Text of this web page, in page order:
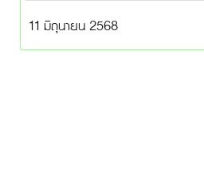
11 มิถุนายน 2568